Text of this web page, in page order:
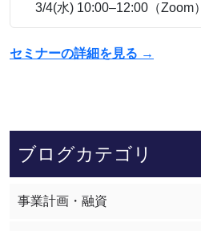
3/4(水) 10:00–12:00（Zoom）
セミナーの詳細を見る →
ブログカテゴリ
事業計画・融資